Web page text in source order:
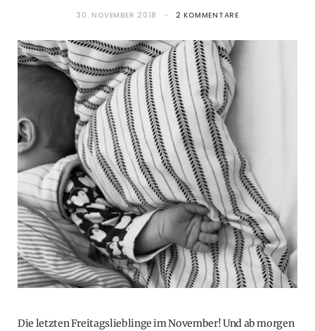
30. NOVEMBER 2018 2 KOMMENTARE
Die letzten Freitagslieblinge im November! Und ab morgen